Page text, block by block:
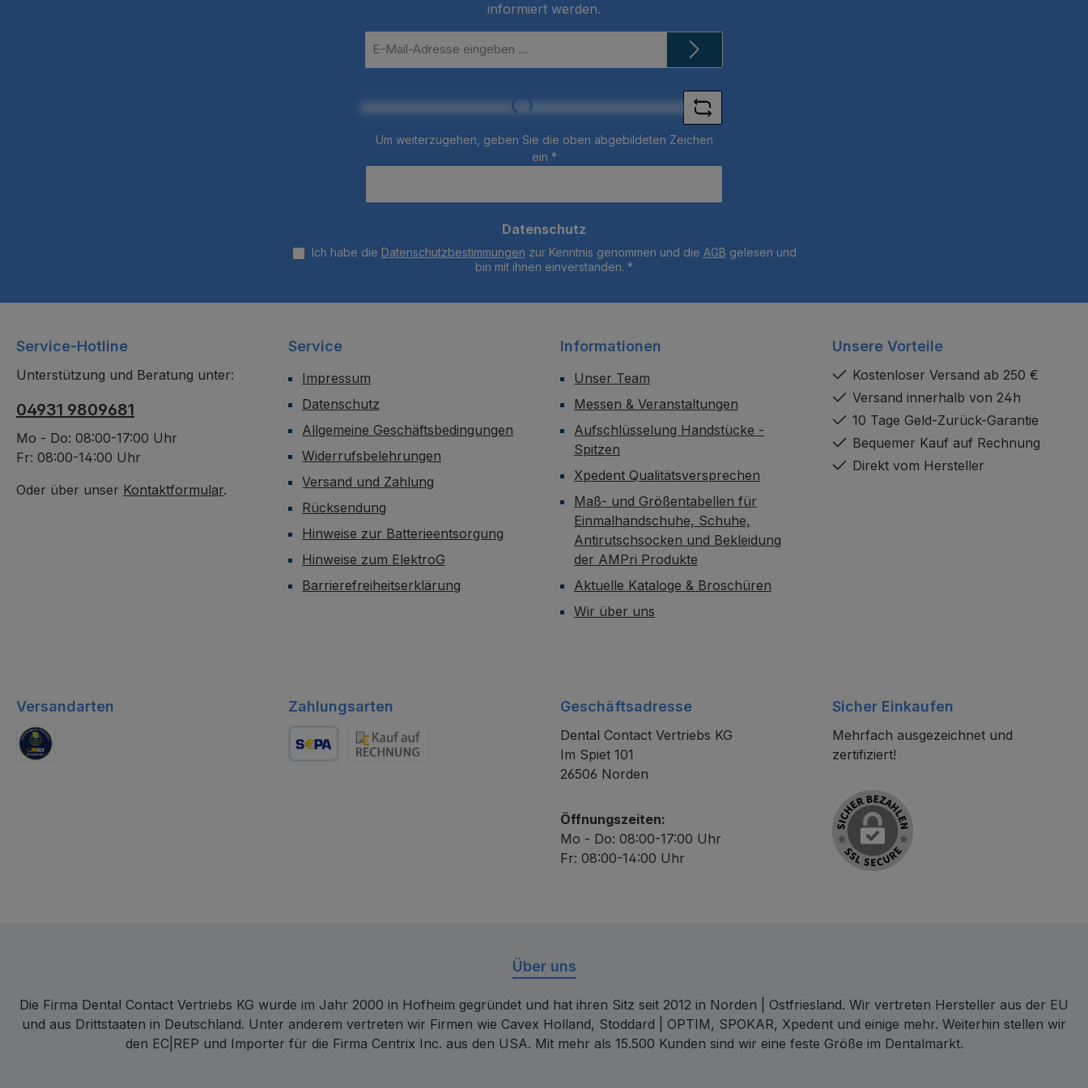
informiert werden.
Mail-
Loading...
Um weiterzugehen, geben Sie die oben abgebildeten Zeichen
ein *
Datenschutz
Ich habe die Datenschutzbestimmungen zur Kenntnis genommen und die AGB gelesen und
bin mit ihnen einverstanden. *
Service-Hotline
Unterstützung und Beratung unter:
04931 9809681
Mo - Do: 08:00-17:00 Uhr
Fr: 08:00-14:00 Uhr
Oder über unser Kontaktformular.
Service
Impressum
Datenschutz
Allgemeine Geschäftsbedingungen
Widerrufsbelehrungen
Versand und Zahlung
Rücksendung
Hinweise zur Batterieentsorgung
Hinweise zum ElektroG
Barrierefreiheitserklärung
Informationen
Unser Team
Messen & Veranstaltungen
Aufschlüsselung Handstücke -
Spitzen
Xpedent Qualitätsversprechen
Maß- und Größentabellen für
Einmalhandschuhe, Schuhe,
Antirutschsocken und Bekleidung
der AMPri Produkte
Aktuelle Kataloge & Broschüren
Wir über uns
Unsere Vorteile
Kostenloser Versand ab 250 €
Versand innerhalb von 24h
10 Tage Geld-Zurück-Garantie
Bequemer Kauf auf Rechnung
Direkt vom Hersteller
Versandarten Zahlungsarten Geschäftsadresse
Dental Contact Vertriebs KG
Im Spiet 101
26506 Norden
Öffnungszeiten:
Mo - Do: 08:00-17:00 Uhr
Fr: 08:00-14:00 Uhr
Sicher Einkaufen
Mehrfach ausgezeichnet und
zertifiziert!
Über uns
Die Firma Dental Contact Vertriebs KG wurde im Jahr 2000 in Hofheim gegründet und hat ihren Sitz seit 2012 in Norden | Ostfriesland. Wir vertreten Hersteller aus der EU
und aus Drittstaaten in Deutschland. Unter anderem vertreten wir Firmen wie Cavex Holland, Stoddard | OPTIM, SPOKAR, Xpedent und einige mehr. Weiterhin stellen wir
den EC|REP und Importer für die Firma Centrix Inc. aus den USA. Mit mehr als 15.500 Kunden sind wir eine feste Größe im Dentalmarkt.